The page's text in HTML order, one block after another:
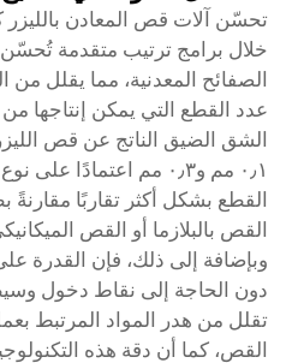
تحسّن آلات قص المعادن بالليزر
خلال برامج ترتيب متقدمة
الصفائح المعدنية، مما يقلل
عدد القطع التي يمكن
الشق الضيق الناتج عن قص
٠٫١ مم و٠٫٣ مم اعتمادًا
القطع بشكل أكثر تقاربًا
القص بالبلازما أو القص
وبإضافة إلى ذلك، فإن القدرة
دون الحاجة إلى نقاط دخول
تقلل من هدر المواد المرتبط
القص، كما أن دقة هذه